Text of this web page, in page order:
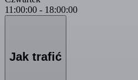
11:00:00 - 18:00:00
Jak trafić